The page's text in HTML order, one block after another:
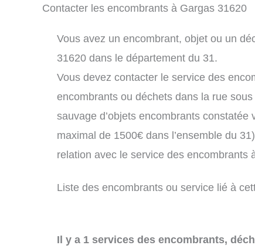
Contacter les encombrants à Gargas 31620
Vous avez un encombrant, objet ou un
31620 dans le département du 31.
Vous devez contacter le service des
encombrants ou déchets dans la rue
sauvage d’objets encombrants
maximal de 1500€ dans l’ensemble du
relation avec le service des encombrants
Liste des encombrants ou service lié à
Il y a 1 services des encombrants,